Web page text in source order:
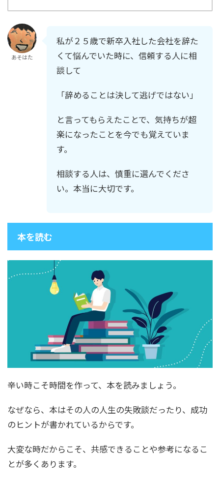
あそはた
私が２５歳で新卒入社した会社を辞た
くて悩んでいた時に、信頼する人に相
談して
「辞めることは決して逃げではない」
と言ってもらえたことで、気持ちが超
楽になったことを今でも覚えていま
す。
相談する人は、慎重に選んでくださ
い。本当に大切です。
本を読む
辛い時こそ時間を作って、本を読みましょう。
なぜなら、本はその人の人生の失敗談だったり、成功
のヒントが書かれているからです。
大変な時だからこそ、共感できることや参考になるこ
とが多くあります。